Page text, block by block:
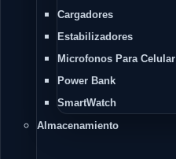
Cargadores
Estabilizadores
Microfonos Para Celular
Power Bank
SmartWatch
Almacenamiento